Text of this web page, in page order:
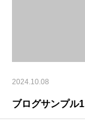
2024.10.08
ブログサンプル1